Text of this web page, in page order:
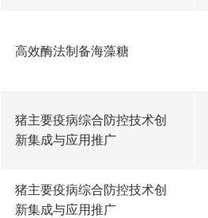
高效酶法制备海藻糖
猪主要疫病综合防控技术创
新集成与应用推广
猪主要疫病综合防控技术创
新集成与应用推广